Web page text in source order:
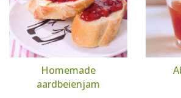
Homemade
aardbeienjam